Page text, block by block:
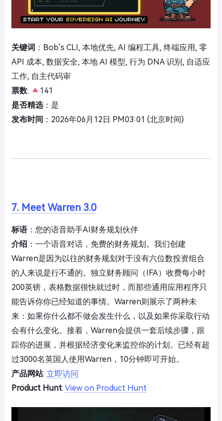
关键词 ：Bob’s CLI, 本地优先, AI 编程工具, 终端应用, 零
API 成本, 数据安全, 本地 AI 模型, 行为 DNA 识别, 自适应
工作, 自主代码审
票数:
141
是否精选：是
发布时间 ：2026年06月12日 PM03:01 (北京时间)
7. Meet Warren 3.0
标语：您的语音助手AI财务规划伙伴
介绍 ：一个语音对话，免费的财务规划。我们创建
Warren是因为以往的财务规划对于没有六位数投资组合
的人来说是行不通的。独立财务顾问（IFA）收费每小时
200英镑，表格数据很快就过时，而那些通用应用程序只
能告诉你你已经知道的事情。Warren则展示了两种未
来：如果你什么都不做会发生什么，以及如果你采取行动
会有什么变化。接着，Warren会提供一套后续步骤，跟
踪你的进展，并根据经济变化来监控你的计划。已经有超
过3000名英国人使用Warren，10分钟即可开始。
产品网站: 立即访问
Product Hunt: View on Product Hunt